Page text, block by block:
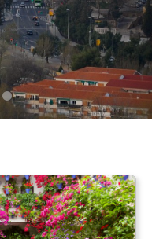
InterasmundoIt
21 ABRIL, 2017